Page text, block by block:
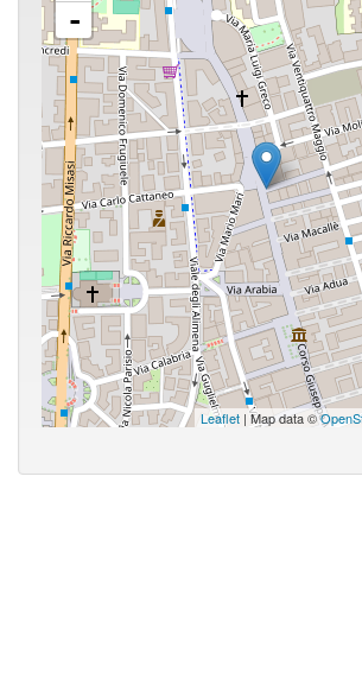
-
Leaflet | Map data ©